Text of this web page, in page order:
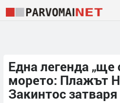
Една легенда „ще
морето: Плажът
Закинтос